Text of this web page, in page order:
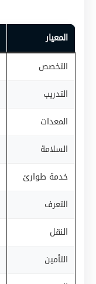
المعيار
التخصص
التدريب
المعدات
السلامة
خدمة طوارئ
التعرف
النقل
التأمين